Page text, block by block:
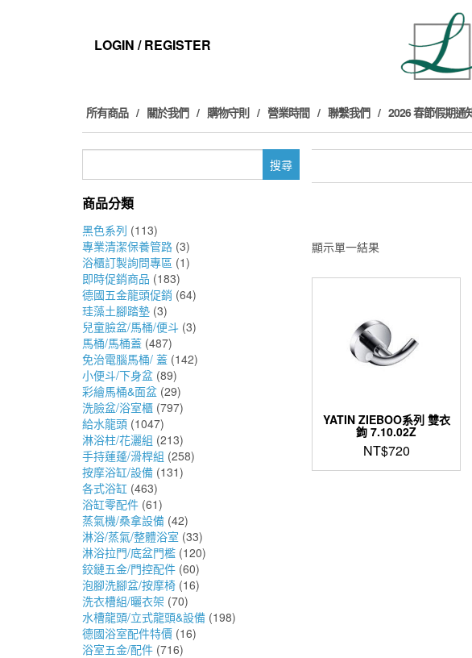
LOGIN / REGISTER
所有商品 關於我們 購物守則 營業時間 聯繫我們 2026 春節假期通
鍵
商品分類
黑色系列 (113)
專業清潔保養管路 (3)
浴櫃訂製詢問專區 (1)
即時促銷商品 (183)
德國五金龍頭促銷 (64)
珪藻土腳踏墊 (3)
兒童臉盆/馬桶/便斗 (3)
馬桶/馬桶蓋 (487)
免治電腦馬桶/ 蓋 (142)
小便斗/下身盆 (89)
彩繪馬桶&面盆 (29)
洗臉盆/浴室櫃 (797)
給水龍頭 (1047)
淋浴柱/花灑組 (213)
手持蓮蓬/滑桿組 (258)
按摩浴缸/設備 (131)
各式浴缸 (463)
浴缸零配件 (61)
蒸氣機/桑拿設備 (42)
淋浴/蒸氣/整體浴室 (33)
淋浴拉門/底盆門檻 (120)
鉸鏈五金/門控配件 (60)
泡腳洗腳盆/按摩椅 (16)
洗衣槽組/曬衣架 (70)
水槽龍頭/立式龍頭&設備 (198)
德國浴室配件特價 (16)
浴室五金/配件 (716)
顯示單一結果
YATIN ZIEBOO系列 雙衣
鉤 7.10.02Z
NT$720